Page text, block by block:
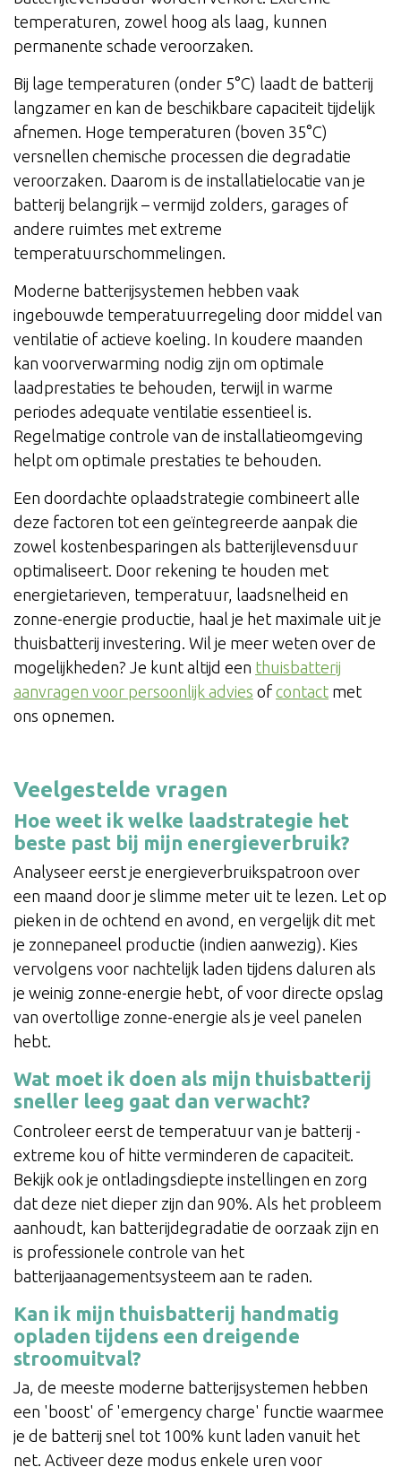
temperaturen, zowel hoog als laag, kunnen
permanente schade veroorzaken.
Bij lage temperaturen (onder 5°C) laadt de batterij
langzamer en kan de beschikbare capaciteit tijdelijk
afnemen. Hoge temperaturen (boven 35°C)
versnellen chemische processen die degradatie
veroorzaken. Daarom is de installatielocatie van je
batterij belangrijk – vermijd zolders, garages of
andere ruimtes met extreme
temperatuurschommelingen.
Moderne batterijsystemen hebben vaak
ingebouwde temperatuurregeling door middel van
ventilatie of actieve koeling. In koudere maanden
kan voorverwarming nodig zijn om optimale
laadprestaties te behouden, terwijl in warme
periodes adequate ventilatie essentieel is.
Regelmatige controle van de installatieomgeving
helpt om optimale prestaties te behouden.
Een doordachte oplaadstrategie combineert alle
deze factoren tot een geïntegreerde aanpak die
zowel kostenbesparingen als batterijlevensduur
optimaliseert. Door rekening te houden met
energietarieven, temperatuur, laadsnelheid en
zonne-energie productie, haal je het maximale uit je
thuisbatterij investering. Wil je meer weten over de
mogelijkheden? Je kunt altijd een thuisbatterij
aanvragen voor persoonlijk advies of contact met
ons opnemen.
Veelgestelde vragen
Hoe weet ik welke laadstrategie het
beste past bij mijn energieverbruik?
Analyseer eerst je energieverbruikspatroon over
een maand door je slimme meter uit te lezen. Let op
pieken in de ochtend en avond, en vergelijk dit met
je zonnepaneel productie (indien aanwezig). Kies
vervolgens voor nachtelijk laden tijdens daluren als
je weinig zonne-energie hebt, of voor directe opslag
van overtollige zonne-energie als je veel panelen
hebt.
Wat moet ik doen als mijn thuisbatterij
sneller leeg gaat dan verwacht?
Controleer eerst de temperatuur van je batterij -
extreme kou of hitte verminderen de capaciteit.
Bekijk ook je ontladingsdiepte instellingen en zorg
dat deze niet dieper zijn dan 90%. Als het probleem
aanhoudt, kan batterijdegradatie de oorzaak zijn en
is professionele controle van het
batterijaanagementsysteem aan te raden.
Kan ik mijn thuisbatterij handmatig
opladen tijdens een dreigende
stroomuitval?
Ja, de meeste moderne batterijsystemen hebben
een 'boost' of 'emergency charge' functie waarmee
je de batterij snel tot 100% kunt laden vanuit het
net. Activeer deze modus enkele uren voor